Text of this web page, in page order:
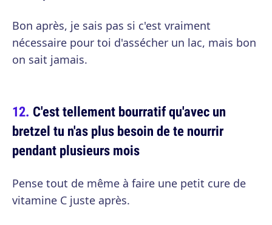
Bon après, je sais pas si c'est vraiment
nécessaire pour toi d'assécher un lac, mais bon
on sait jamais.
C'est tellement bourratif qu'avec un
bretzel tu n'as plus besoin de te nourrir
pendant plusieurs mois
Pense tout de même à faire une petit cure de
vitamine C juste après.